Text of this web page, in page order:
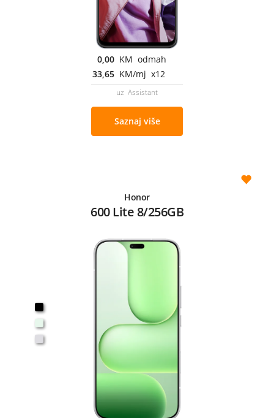
0,00 KM odmah
33,65 KM/mj x12
uz Assistant
Saznaj više
Honor
600 Lite 8/256GB